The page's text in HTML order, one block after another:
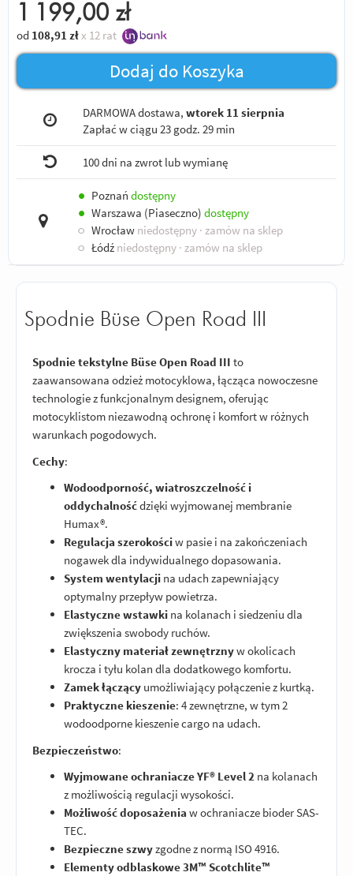
1 199,00 zł
od 108,91 zł x 12 rat
Dodaj do Koszyka
DARMOWA dostawa,wtorek 11 sierpnia
Zapłać w ciągu23 godz. 29 min
100 dni na zwrot lub wymianę
● Poznań dostępny
● Warszawa (Piaseczno) dostępny
○ Wrocław niedostępny · zamów na sklep
○ Łódź niedostępny · zamów na sklep
Spodnie Büse Open Road III
Spodnie tekstylne Büse Open Road III to
zaawansowana odzież motocyklowa, łącząca nowoczesne
technologie z funkcjonalnym designem, oferując
motocyklistom niezawodną ochronę i komfort w różnych
warunkach pogodowych.
Cechy:
Wodoodporność, wiatroszczelność i
oddychalnośćdzięki wyjmowanej membranie
Humax®.
Regulacja szerokościw pasie i na zakończeniach
nogawek dla indywidualnego dopasowania.
System wentylacji na udach zapewniający
optymalny przepływ powietrza.
Elastyczne wstawki na kolanach i siedzeniu dla
zwiększenia swobody ruchów.
Elastyczny materiał zewnętrznyw okolicach
krocza i tyłu kolan dla dodatkowego komfortu.
Zamek łączący umożliwiający połączenie z kurtką.
Praktyczne kieszenie: 4 zewnętrzne, w tym 2
wodoodporne kieszenie cargo na udach.
Bezpieczeństwo:
Wyjmowane ochraniacze YF® Level 2 na kolanach
z możliwością regulacji wysokości.
Możliwość doposażenia w ochraniacze bioder SAS-
TEC.
Bezpieczne szwyzgodne z normą ISO 4916.
Elementy odblaskowe 3M™ Scotchlite™